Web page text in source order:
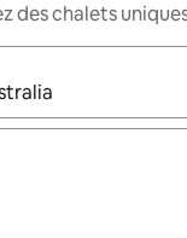
des chalets
s'affichent, utilisez